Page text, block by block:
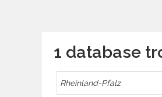
1 database
Rheinland-Pfalz